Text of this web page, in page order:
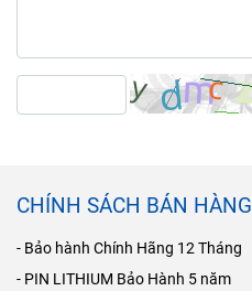
CHÍNH SÁCH BÁN HÀNG
- Bảo hành Chính Hãng 12 Tháng
- PIN LITHIUM Bảo Hành 5 năm